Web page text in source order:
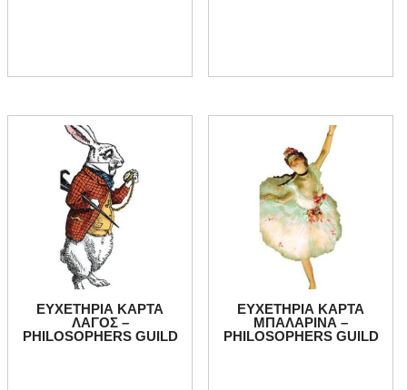
ΕΥΧΕΤΗΡΙΑ ΚΑΡΤΑ
ΛΑΓΟΣ –
PHILOSOPHERS GUILD
ΕΥΧΕΤΗΡΙΑ ΚΑΡΤΑ
ΜΠΑΛΑΡΙΝΑ –
PHILOSOPHERS GUILD